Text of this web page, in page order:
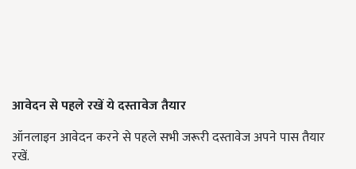
आवेदन से पहले रखें ये दस्तावेज तैयार
ऑनलाइन आवेदन करने से पहले सभी जरूरी दस्तावेज अपने पास तैयार
रखें.